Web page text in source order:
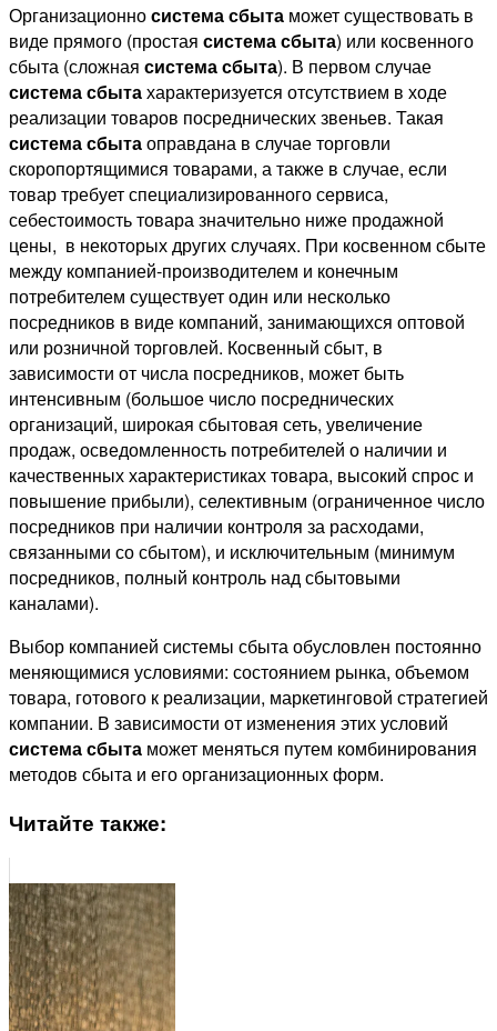
Организационносистема сбыта может существовать в
виде прямого (простая система сбыта) или косвенного
сбыта (сложная система сбыта). В первом случае
система сбытахарактеризуется отсутствием в ходе
реализации товаров посреднических звеньев. Такая
система сбытаоправдана в случае торговли
скоропортящимися товарами, а также в случае, если
товар требует специализированного сервиса,
себестоимость товара значительно ниже продажной
цены, в некоторых других случаях. При косвенном сбыте
между компанией-производителем и конечным
потребителем существует один или несколько
посредников в виде компаний, занимающихся оптовой
или розничной торговлей. Косвенный сбыт, в
зависимости от числа посредников, может быть
интенсивным (большое число посреднических
организаций, широкая сбытовая сеть, увеличение
продаж, осведомленность потребителей о наличии и
качественных характеристиках товара, высокий спрос и
повышение прибыли), селективным (ограниченное число
посредников при наличии контроля за расходами,
связанными со сбытом), и исключительным (минимум
посредников, полный контроль над сбытовыми
каналами).
Выбор компанией системы сбыта обусловлен постоянно
меняющимися условиями: состоянием рынка, объемом
товара, готового к реализации, маркетинговой стратегией
компании. В зависимости от изменения этих условий
система сбыта может меняться путем комбинирования
методов сбыта и его организационных форм.
Читайте также: